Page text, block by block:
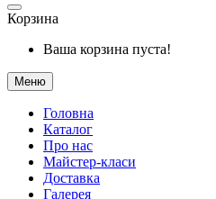
Корзина
Ваша корзина пуста!
Меню
Головна
Каталог
Про нас
Майстер-класи
Доставка
Галерея